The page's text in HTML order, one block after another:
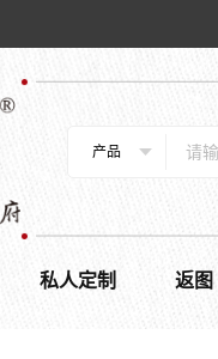
产品
私人定制 返图